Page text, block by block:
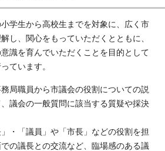
学生から高校生までを対象に、広く市
し、関心をもっていただくとともに、
識を育んでいただくことを目的として
ています。
局職員から市議会の役割についての説
議会の一般質問に該当する質疑や採決
・「議員」や「市長」などの役割を担
の議長との交流など、臨場感のある議